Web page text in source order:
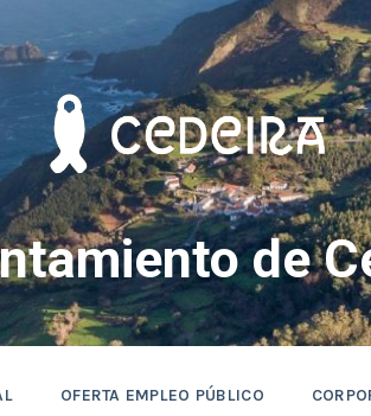
de
OFERTA EMPLEO PÚBLICO